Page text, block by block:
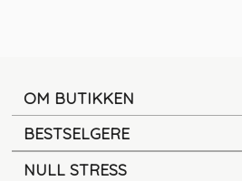
OM BUTIKKEN
BESTSELGERE
NULL STRESS